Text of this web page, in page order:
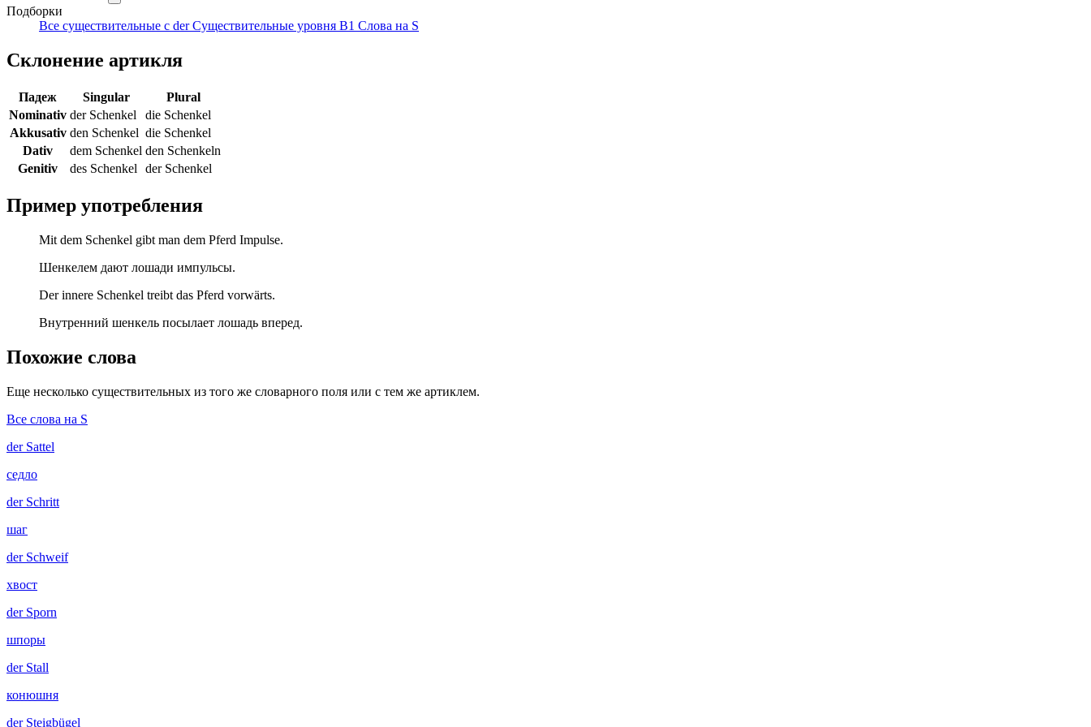
Подборки
Все существительные с derСуществительные уровня B1 Слова на S
Склонение артикля
Падеж Singular
Plural
Nominativ der Schenkel
die Schenkel
Akkusativ den Schenkel die Schenkel
Dativ
dem Schenkel den Schenkeln
Genitiv
des Schenkel der Schenkel
Пример употребления
Mit dem Schenkel gibt man dem Pferd Impulse.
Шенкелем дают лошади импульсы.
Der innere Schenkel treibt das Pferd vorwärts.
Внутренний шенкель посылает лошадь вперед.
Похожие слова
Еще несколько существительных из того же словарного поля или с тем же артиклем.
Все слова на S
derSattel
седло
derSchritt
шаг
derSchweif
хвост
derSporn
шпоры
derStall
конюшня
derSteigbügel